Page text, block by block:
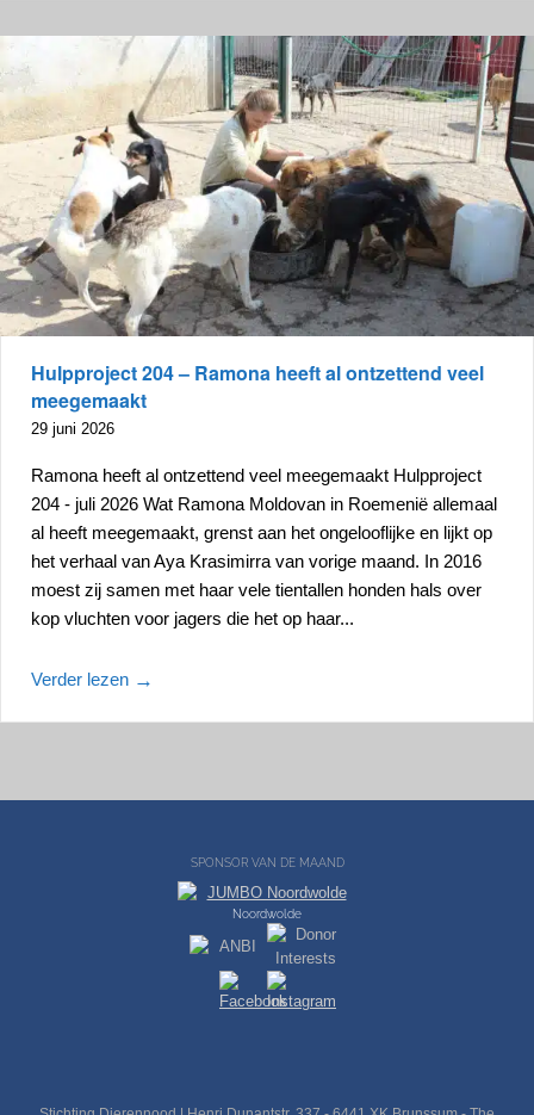
Hulpproject 204 – Ramona heeft al ontzettend veel
meegemaakt
29 juni 2026
Ramona heeft al ontzettend veel meegemaakt Hulpproject
204 - juli 2026 Wat Ramona Moldovan in Roemenië allemaal
al heeft meegemaakt, grenst aan het ongelooflijke en lijkt op
het verhaal van Aya Krasimirra van vorige maand. In 2016
moest zij samen met haar vele tientallen honden hals over
kop vluchten voor jagers die het op haar...
Verder lezen →
SPONSOR VAN DE MAAND
Noordwolde